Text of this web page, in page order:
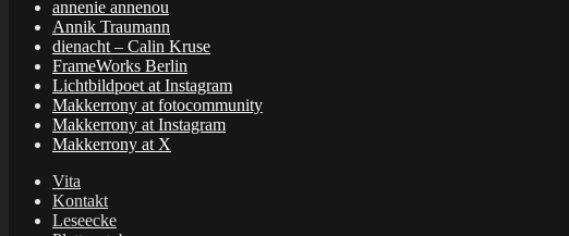
annenie annenou
Annik Traumann
dienacht – Calin Kruse
FrameWorks Berlin
Lichtbildpoet at Instagram
Makkerrony at fotocommunity
Makkerrony at Instagram
Makkerrony at X
Vita
Kontakt
Leseecke